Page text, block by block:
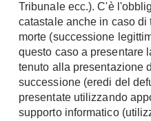
Contatti
Divani
Divani moderni
Divani classici
Poltrone
Tribunale ecc.). C'è
catastale anche in caso di
morte (successione
questo caso a presentare
tenuto alla presentazione
successione (eredi del
presentate utilizzando
supporto informatico